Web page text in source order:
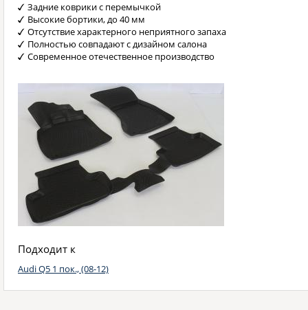
Задние коврики с перемычкой
Высокие бортики, до 40 мм
Отсутствие характерного неприятного запаха
Полностью совпадают с дизайном салона
Современное отечественное производство
Подходит к
Audi Q5 1 пок., (08-12)